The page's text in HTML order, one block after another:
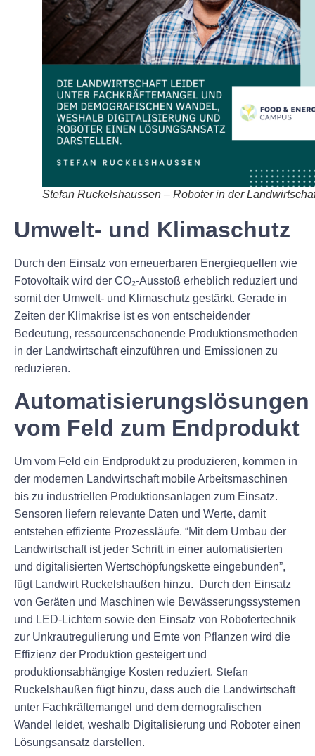
Stefan Ruckelshaussen – Roboter in der
Umwelt- und Klimaschutz
Durch den Einsatz von erneuerbaren Energiequellen wie
Fotovoltaik wird der CO₂-Ausstoß erheblich reduziert und
somit der Umwelt- und Klimaschutz gestärkt. Gerade in
Zeiten der Klimakrise ist es von entscheidender
Bedeutung, ressourcenschonende Produktionsmethoden
in der Landwirtschaft einzuführen und Emissionen zu
reduzieren.
Automatisierungslösungen
vom Feld zum Endprodukt
Um vom Feld ein Endprodukt zu produzieren, kommen in
der modernen Landwirtschaft mobile Arbeitsmaschinen
bis zu industriellen Produktionsanlagen zum Einsatz.
Sensoren liefern relevante Daten und Werte, damit
entstehen effiziente Prozessläufe. “Mit dem Umbau der
Landwirtschaft ist jeder Schritt in einer automatisierten
und digitalisierten Wertschöpfungskette eingebunden”,
fügt Landwirt Ruckelshaußen hinzu. Durch den Einsatz
von Geräten und Maschinen wie Bewässerungssystemen
und LED-Lichtern sowie den Einsatz von Robotertechnik
zur Unkrautregulierung und Ernte von Pflanzen wird die
Effizienz der Produktion gesteigert und
produktionsabhängige Kosten reduziert. Stefan
Ruckelshaußen fügt hinzu, dass auch die Landwirtschaft
unter Fachkräftemangel und dem demografischen
Wandel leidet, weshalb Digitalisierung und Roboter einen
Lösungsansatz darstellen.